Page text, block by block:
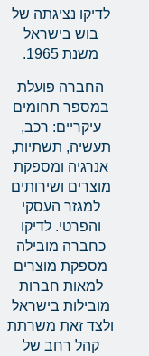
לדיקו נציגתה של
בוש בישראל
משנת 1965.
החברה פועלת
במספר תחומים
עיקריים: רכב,
תעשיה, תשתיות,
אנרגיה ומספקת
מוצרים ושירותים
למגזר העסקי
והפרטי. לדיקו
כחברה מובילה
מספקת מוצרים
למאות חברות
מובילות בישראל
ולצד זאת משרתת
קהל רחב של